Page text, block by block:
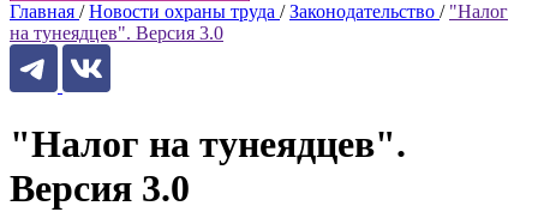
Главная / Новости охраны труда / Законодательство / "Налог
на тунеядцев". Версия 3.0
"Налог на тунеядцев".
Версия 3.0